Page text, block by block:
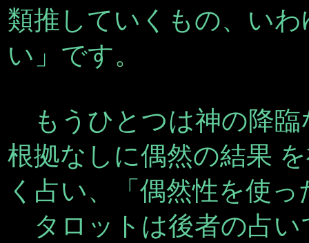
類推していくもの、い
い」です。
もうひとつは神の降臨
根拠なしに偶然の結果
く占い、「偶然性を使
タロットは後者の占い